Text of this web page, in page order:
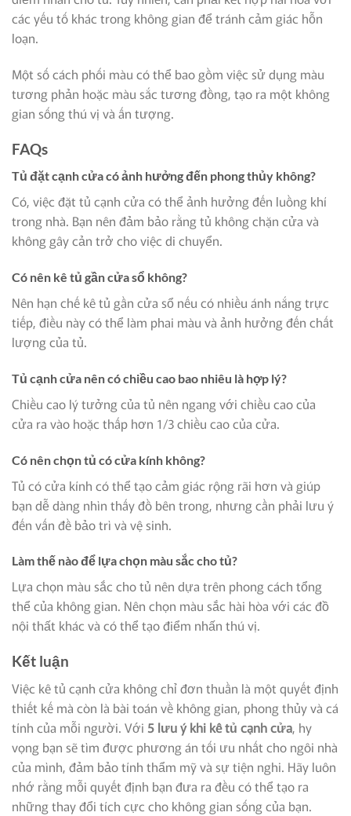
các yếu tố khác trong không gian để tránh cảm giác hỗn
loạn.
Một số cách phối màu có thể bao gồm việc sử dụng màu
tương phản hoặc màu sắc tương đồng, tạo ra một không
gian sống thú vị và ấn tượng.
FAQs
Tủ đặt cạnh cửa có ảnh hưởng đến phong thủy không?
Có, việc đặt tủ cạnh cửa có thể ảnh hưởng đến luồng khí
trong nhà. Bạn nên đảm bảo rằng tủ không chặn cửa và
không gây cản trở cho việc di chuyển.
Có nên kê tủ gần cửa sổ không?
Nên hạn chế kê tủ gần cửa sổ nếu có nhiều ánh nắng trực
tiếp, điều này có thể làm phai màu và ảnh hưởng đến chất
lượng của tủ.
Tủ cạnh cửa nên có chiều cao bao nhiêu là hợp lý?
Chiều cao lý tưởng của tủ nên ngang với chiều cao của
cửa ra vào hoặc thấp hơn 1/3 chiều cao của cửa.
Có nên chọn tủ có cửa kính không?
Tủ có cửa kính có thể tạo cảm giác rộng rãi hơn và giúp
bạn dễ dàng nhìn thấy đồ bên trong, nhưng cần phải lưu ý
đến vấn đề bảo trì và vệ sinh.
Làm thế nào để lựa chọn màu sắc cho tủ?
Lựa chọn màu sắc cho tủ nên dựa trên phong cách tổng
thể của không gian. Nên chọn màu sắc hài hòa với các đồ
nội thất khác và có thể tạo điểm nhấn thú vị.
Kết luận
Việc kê tủ cạnh cửa không chỉ đơn thuần là một quyết định
thiết kế mà còn là bài toán về không gian, phong thủy và cá
tính của mỗi người. Với 5 lưu ý khi kê tủ cạnh cửa, hy
vọng bạn sẽ tìm được phương án tối ưu nhất cho ngôi nhà
của mình, đảm bảo tính thẩm mỹ và sự tiện nghi. Hãy luôn
nhớ rằng mỗi quyết định bạn đưa ra đều có thể tạo ra
những thay đổi tích cực cho không gian sống của bạn.